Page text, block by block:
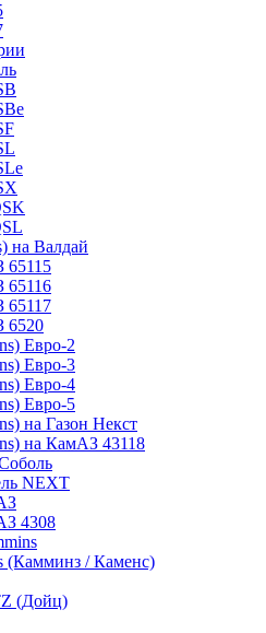
на Валдай
65115
65116
65117
6520
Евро-2
Евро-3
Евро-4
Евро-5
на Газон Некст
на КамАЗ 43118
NEXT
4308
(Камминз / Каменс)
(Дойц)